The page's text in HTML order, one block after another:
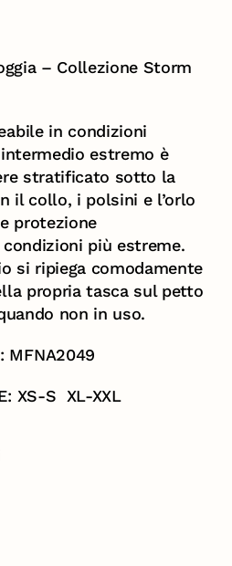
– Collezione Storm
in condizioni
estremo è
stratificato sotto la
il collo, i polsini e l’orlo
protezione
più estreme.
si ripiega comodamente
propria tasca sul petto
non in uso.
MFNA2049
XS-S XL-XXL